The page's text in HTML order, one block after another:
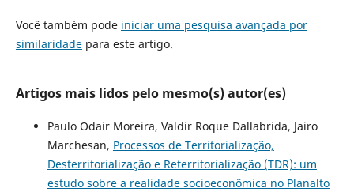
Você também pode iniciar uma pesquisa avançada por
similaridadepara este artigo.
Artigos mais lidos pelo mesmo(s) autor(es)
Paulo Odair Moreira, Valdir Roque Dallabrida, Jairo
Marchesan, Processos de Territorialização,
Desterritorialização e Reterritorialização (TDR): um
estudo sobre a realidade socioeconômica no Planalto